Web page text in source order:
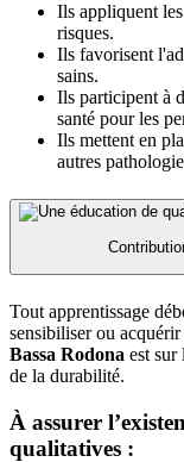
Ils appliquent
risques.
Ils favorisent
sains.
Ils participent à
santé pour les
Ils mettent en
autres
Tout apprentissage
sensibiliser ou
Bassa Rodona est sur
de la durabilité.
À assurer
qualitatives :